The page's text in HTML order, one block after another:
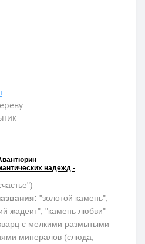
надежд -
"золотой камень",
жадеит", "камень любви"
с мелкими размытыми
минералов (слюда,